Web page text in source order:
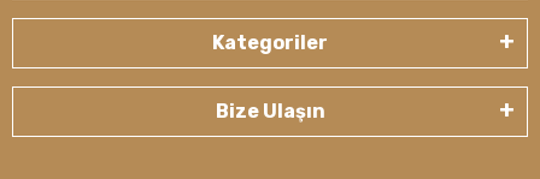
Kategoriler
Bize Ulaşın